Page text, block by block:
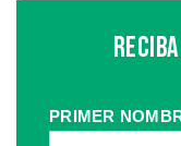
PRIMER